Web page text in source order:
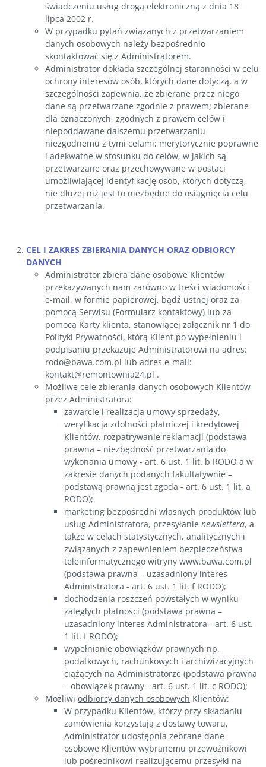
świadczeniu usług drogą elektroniczną z dnia 18
lipca 2002 r.
W przypadku pytań związanych z przetwarzaniem
danych osobowych należy bezpośrednio
skontaktować się z Administratorem.
Administrator dokłada szczególnej staranności w celu
ochrony interesów osób, których dane dotyczą, a w
szczególności zapewnia, że zbierane przez niego
dane są przetwarzane zgodnie z prawem; zbierane
dla oznaczonych, zgodnych z prawem celów i
niepoddawane dalszemu przetwarzaniu
niezgodnemu z tymi celami; merytorycznie poprawne
i adekwatne w stosunku do celów, w jakich są
przetwarzane oraz przechowywane w postaci
umożliwiającej identyfikację osób, których dotyczą,
nie dłużej niż jest to niezbędne do osiągnięcia celu
przetwarzania.
CEL I ZAKRES ZBIERANIA DANYCH ORAZ ODBIORCY
DANYCH
Administrator zbiera dane osobowe Klientów
przekazywanych nam zarówno w treści wiadomości
e-mail, w formie papierowej, bądź ustnej oraz za
pomocą Serwisu (Formularz kontaktowy) lub za
pomocą Karty klienta, stanowiącej załącznik nr 1 do
Polityki Prywatności, którą Klient po wypełnieniu i
podpisaniu przekazuje Administratorowi na adres:
rodo@bawa.com.pl lub adres e-mail:
kontakt@remontownia24.pl .
Możliwe cele zbierania danych osobowych Klientów
przez Administratora:
zawarcie i realizacja umowy sprzedaży,
weryfikacja zdolności płatniczej i kredytowej
Klientów, rozpatrywanie reklamacji (podstawa
prawna – niezbędność przetwarzania do
wykonania umowy - art. 6 ust. 1 lit. b RODO a w
zakresie danych podanych fakultatywnie –
podstawą prawną jest zgoda - art. 6 ust. 1 lit. a
RODO);
marketing bezpośredni własnych produktów lub
usług Administratora, przesyłanie newslettera, a
także w celach statystycznych, analitycznych i
związanych z zapewnieniem bezpieczeństwa
teleinformatycznego witryny www.bawa.com.pl
(podstawa prawna – uzasadniony interes
Administratora - art. 6 ust. 1 lit. f RODO);
dochodzenia roszczeń powstałych w wyniku
zaległych płatności (podstawa prawna –
uzasadniony interes Administratora - art. 6 ust.
1 lit. f RODO);
wypełnianie obowiązków prawnych np.
podatkowych, rachunkowych i archiwizacyjnych
ciążących na Administratorze (podstawa prawna
– obowiązek prawny - art. 6 ust. 1 lit. c RODO);
Możliwi odbiorcy danych osobowych Klientów:
W przypadku Klientów, którzy przy składaniu
zamówienia korzystają z dostawy towaru,
Administrator udostępnia zebrane dane
osobowe Klientów wybranemu przewoźnikowi
lub pośrednikowi realizującemu przesyłki na